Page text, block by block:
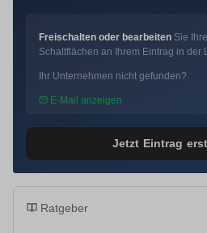
Freischalten oder bearbeiten Sie
Schaltflächen an Ihrem Eintrag in der
Ihr Unternehmen nicht gefunden?
E-Mail anzeigen
Jetzt Eintrag
Ratgeber